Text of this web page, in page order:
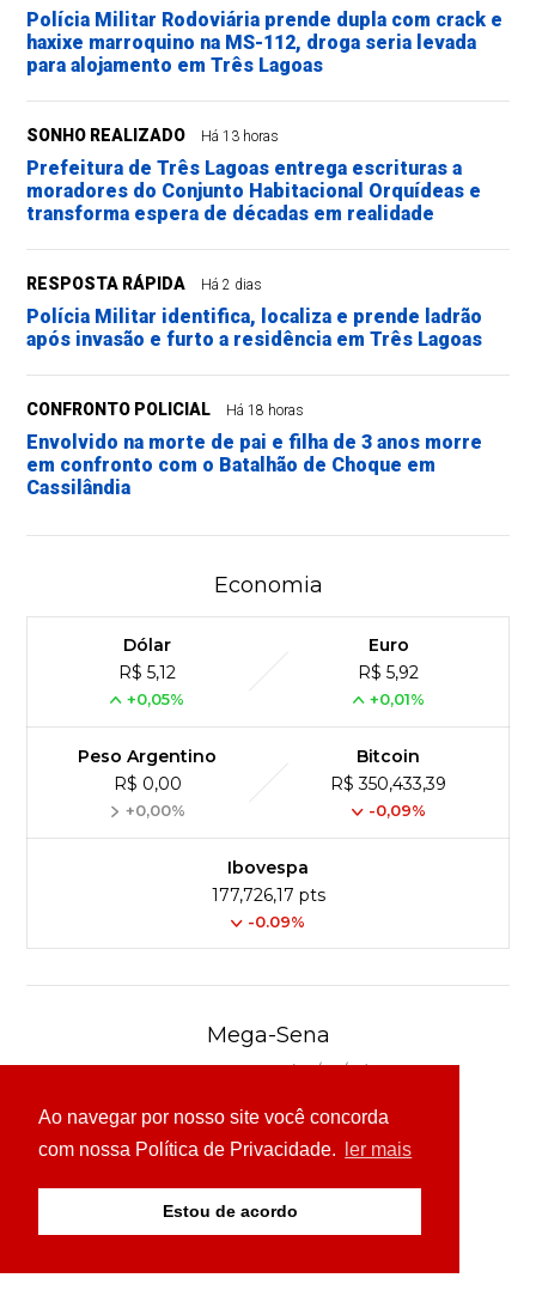
Ao navegar por nosso site você concorda
com nossa Política de Privacidade.
ler mais
Estou de acordo
Polícia Militar Rodoviária prende dupla com crack e
haxixe marroquino na MS-112, droga seria levada
para alojamento em Três Lagoas
SONHO REALIZADO Há 13 horas
Prefeitura de Três Lagoas entrega escrituras a
moradores do Conjunto Habitacional Orquídeas e
transforma espera de décadas em realidade
RESPOSTA RÁPIDA Há 2 dias
Polícia Militar identifica, localiza e prende ladrão
após invasão e furto a residência em Três Lagoas
CONFRONTO POLICIAL Há 18 horas
Envolvido na morte de pai e filha de 3 anos morre
em confronto com o Batalhão de Choque em
Cassilândia
Economia
Dólar
R$ 5,12
+0,05%
Euro
R$ 5,92
+0,01%
Peso Argentino
R$ 0,00
+0,00%
Bitcoin
R$ 350,433,39
-0,09%
Ibovespa
177,726,17 pts
-0.09%
Mega-Sena
Concurso 3040 (04/08/26)
03 16 24 30 49